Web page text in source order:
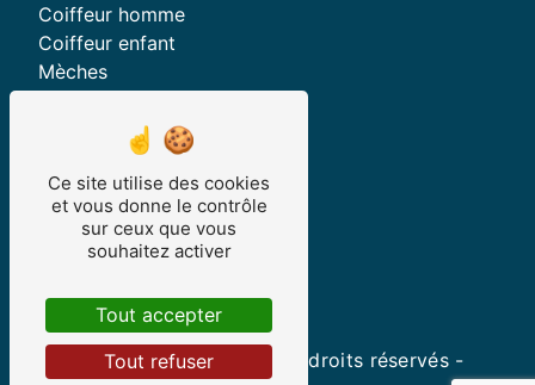
Coiffeur homme
Coiffeur enfant
Mèches
Permanentes
Extensions de cheveux
Salon de coiffure
Coupe afro
Couleurs capillaire
Vistalid- 2026 - Tous droits réservés -
Ce site utilise des cookies
et vous donne le contrôle
sur ceux que vous
souhaitez activer
Tout accepter
Tout refuser